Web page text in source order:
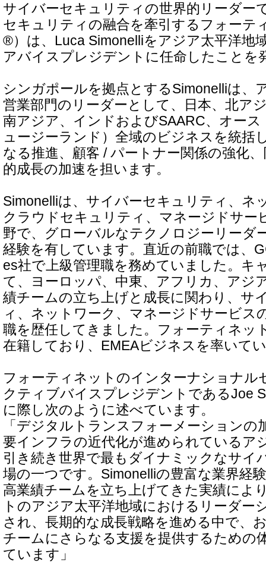
サイバーセキュリティの世界的リーダー
セキュリティの融合を牽引するフォーテ
®）は、Luca Simonelliをアジア太平洋地
アバイスプレジデントに任命したことを
シンガポールを拠点とするSimonelliは、
営業部門のリーダーとして、日本、北ア
南アジア、インドおよびSAARC、オー
ュージーランド）全域のビジネスを統括
なる推進、顧客 / パートナー関係の強化
的成長の加速を担います。
Simonelliは、サイバーセキュリティ、ネ
クラウドセキュリティ、マネージドサー
野で、グローバルなテクノロジーリーダ
経験を有しています。直近の前職では、
es社で上級管理職を務めていました。キ
て、ヨーロッパ、中東、アフリカ、アジ
績チームの立ち上げと成長に関わり、サ
ィ、ネットワーク、マネージドサービス
職を歴任してきました。フォーティネッ
在籍しており、EMEAビジネスを率いて
フォーティネットのインターナショナル
クティブバイスプレジデントであるJoe
に際し次のように述べています。
「デジタルトランスフォーメーションの
要インフラの近代化が進められているア
引き続き世界で最もダイナミックなサイ
場の一つです。Simonelliの豊富な業界経
高業績チームを立ち上げてきた実績によ
トのアジア太平洋地域におけるリーダー
され、長期的な成長戦略を進める中で、
チームにさらなる支援を提供するための
ています」